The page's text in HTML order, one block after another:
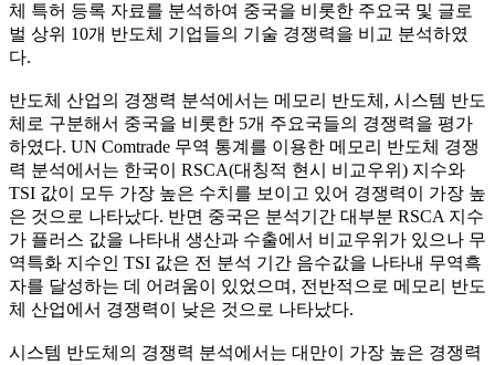
체 특허 등록 자료를 분석하여 중국을 비롯한 주요국 및 글로
벌 상위 10개 반도체 기업들의 기술 경쟁력을 비교 분석하였
다.
반도체 산업의 경쟁력 분석에서는 메모리 반도체, 시스템 반도
체로 구분해서 중국을 비롯한 5개 주요국들의 경쟁력을 평가
하였다. UN Comtrade 무역 통계를 이용한 메모리 반도체 경쟁
력 분석에서는 한국이 RSCA(대칭적 현시 비교우위) 지수와
TSI 값이 모두 가장 높은 수치를 보이고 있어 경쟁력이 가장 높
은 것으로 나타났다. 반면 중국은 분석기간 대부분 RSCA 지수
가 플러스 값을 나타내 생산과 수출에서 비교우위가 있으나 무
역특화 지수인 TSI 값은 전 분석 기간 음수값을 나타내 무역흑
자를 달성하는 데 어려움이 있었으며, 전반적으로 메모리 반도
체 산업에서 경쟁력이 낮은 것으로 나타났다.
시스템 반도체의 경쟁력 분석에서는 대만이 가장 높은 경쟁력